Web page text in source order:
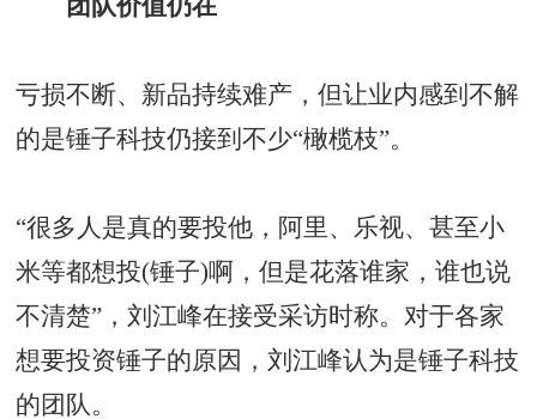
团队价值仍在
亏损不断、新品持续难产，但让业内感到不解
的是锤子科技仍接到不少“橄榄枝”。
“很多人是真的要投他，阿里、乐视、甚至小
米等都想投(锤子)啊，但是花落谁家，谁也说
不清楚”，刘江峰在接受采访时称。对于各家
想要投资锤子的原因，刘江峰认为是锤子科技
的团队。